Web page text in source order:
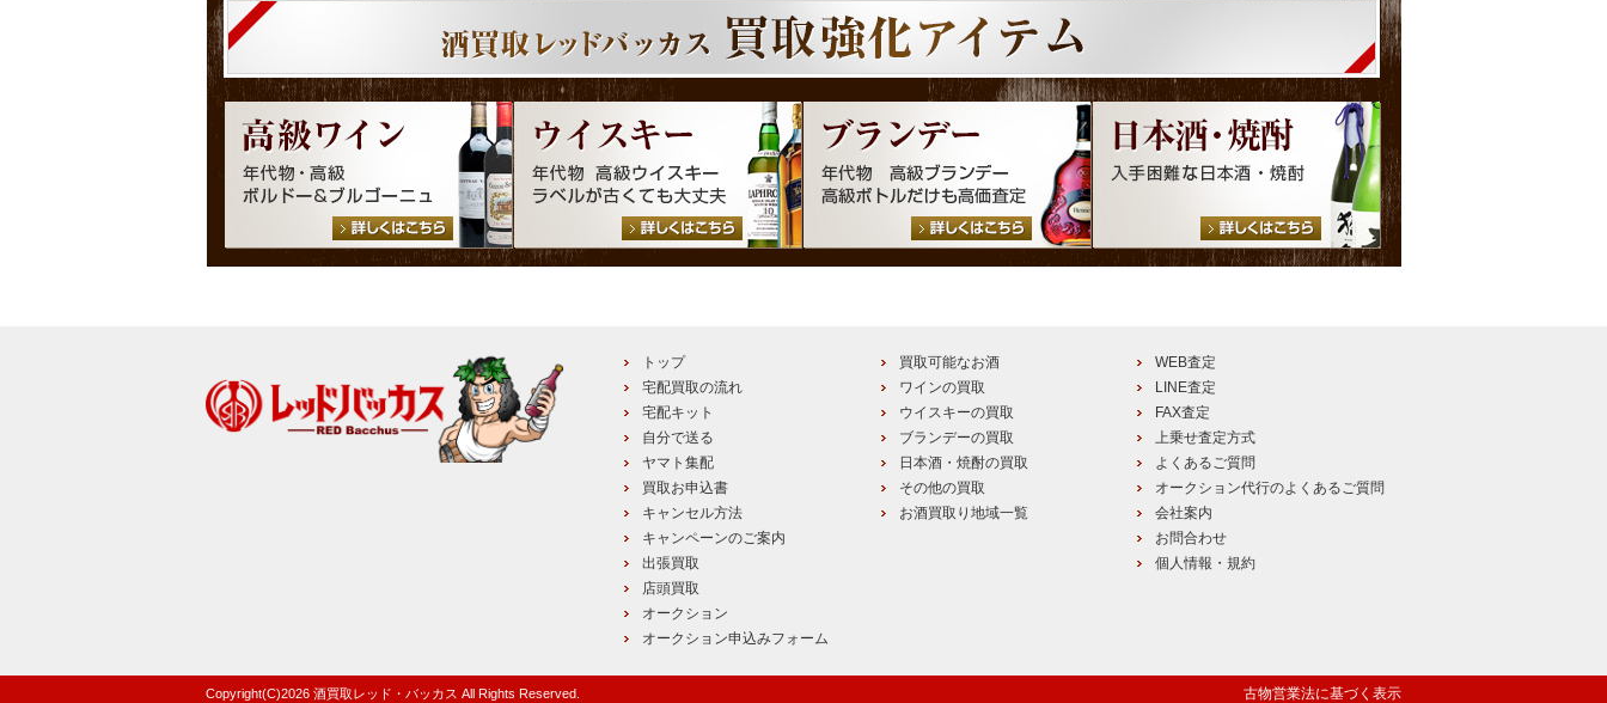
トップ
宅配買取の流れ
宅配キット
自分で送る
ヤマト集配
買取お申込書
キャンセル方法
キャンペーンのご案内
出張買取
店頭買取
オークション
オークション申込みフォーム
買取可能なお酒
ワインの買取
ウイスキーの買取
ブランデーの買取
日本酒・焼酎の買取
その他の買取
お酒買取り地域一覧
WEB査定
LINE査定
FAX査定
上乗せ査定方式
よくあるご質問
オークション代行のよくあるご質問
会社案内
お問合わせ
個人情報・規約
Copyright(C)2026 酒買取レッド・バッカス All Rights Reserved. 古物営業法に基づく表示